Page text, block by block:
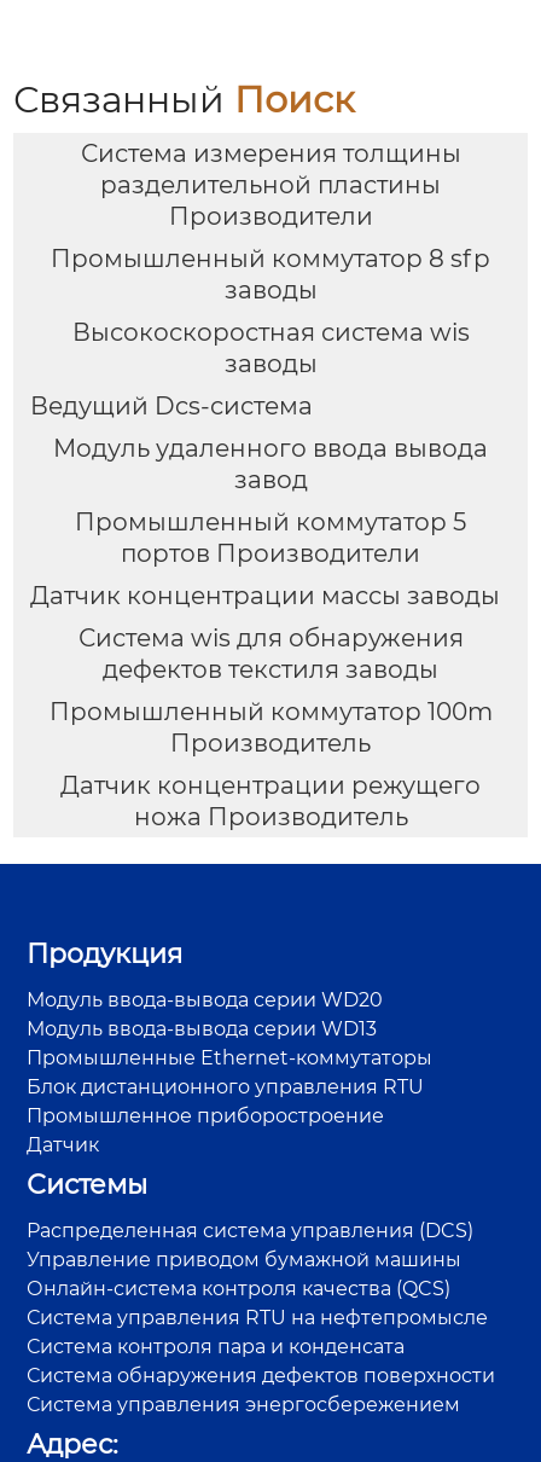
Связанный Поиск
Система измерения толщины
разделительной пластины
Производители
Промышленный коммутатор 8 sfp
заводы
Высокоскоростная система wis
заводы
Ведущий Dcs-система
Модуль удаленного ввода вывода
завод
Промышленный коммутатор 5
портов Производители
Датчик концентрации массы заводы
Система wis для обнаружения
дефектов текстиля заводы
Промышленный коммутатор 100m
Производитель
Датчик концентрации режущего
ножа Производитель
Продукция
Модуль ввода-вывода серии WD20
Модуль ввода-вывода серии WD13
Промышленные Ethernet-коммутаторы
Блок дистанционного управления RTU
Промышленное приборостроение
Датчик
Системы
Распределенная система управления (DCS)
Управление приводом бумажной машины
Онлайн-система контроля качества (QCS)
Система управления RTU на нефтепромысле
Система контроля пара и конденсата
Система обнаружения дефектов поверхности
Система управления энергосбережением
Адрес: